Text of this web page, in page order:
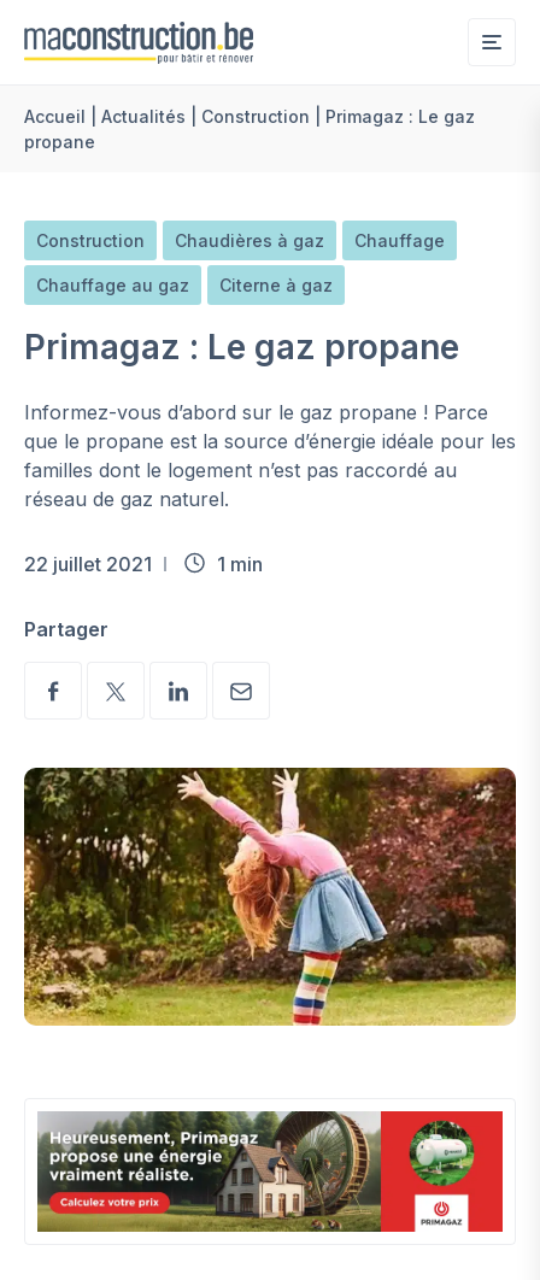
Accueil Actualités Construction
Primagaz : Le gaz
propane
Construction Chaudières à gaz Chauffage
Chauffage au gaz Citerne à gaz
Primagaz : Le gaz propane
Informez-vous d’abord sur le gaz propane ! Parce
que le propane est la source d’énergie idéale pour les
familles dont le logement n’est pas raccordé au
réseau de gaz naturel.
22 juillet 2021 1 min
Partager